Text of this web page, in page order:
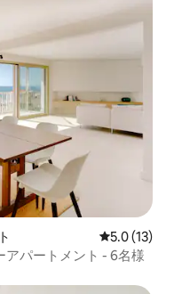
レビュー13
5.0 (13)
パートメント - 6名様